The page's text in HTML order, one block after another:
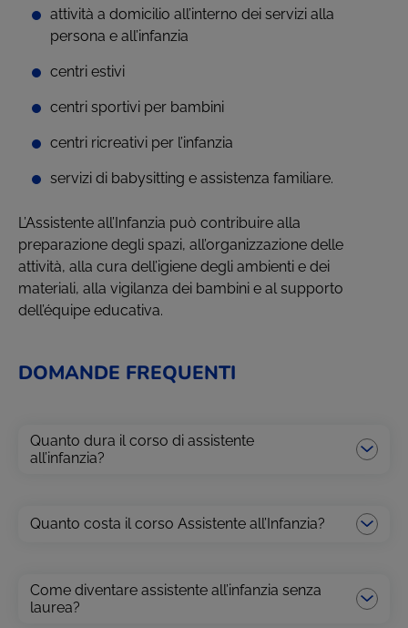
attività a domicilio all’interno dei servizi alla
persona e all’infanzia
centri estivi
centri sportivi per bambini
centri ricreativi per l’infanzia
servizi di babysitting e assistenza familiare.
L’Assistente all’Infanzia può contribuire alla
preparazione degli spazi, all’organizzazione delle
attività, alla cura dell’igiene degli ambienti e dei
materiali, alla vigilanza dei bambini e al supporto
dell’équipe educativa.
DOMANDE FREQUENTI
Quanto dura il corso di assistente
all’infanzia?
Quanto costa il corso Assistente all’Infanzia?
Come diventare assistente all’infanzia senza
laurea?